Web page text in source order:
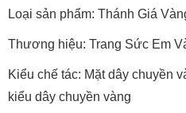
Loại sản phẩm: Thánh Giá
Thương hiệu: Trang Sức Em
Kiểu chế tác: Mặt dây chuyền
kiểu dây chuyền vàng